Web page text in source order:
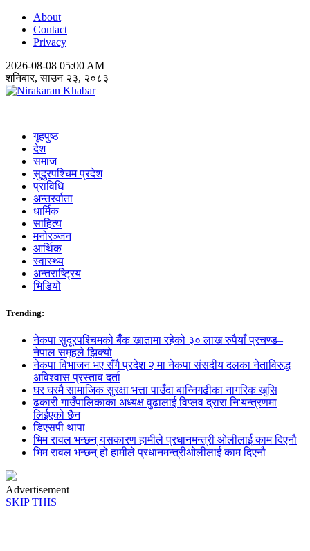
About
Contact
Privacy
2026-08-08 05:00 AM
शनिबार, साउन २३, २०८३
गृहपुष्ठ
देश
समाज
सुदुरपश्चिम प्रदेश
प्राविधि
अन्तरर्वाता
धार्मिक
साहित्य
मनोरञ्जन
आर्थिक
स्वास्थ्य
अन्तराष्ट्रिय
भिडियो
Trending:
नेकपा सुदूरपश्चिमको बैँक खातामा रहेको ३० लाख रुपैयाँ प्रचण्ड–
नेपाल समूहले झिक्य‍ो
नेकपा विभाजन भए सँगै प्रदेश २ मा नेकपा संसदीय दलका नेताविरुद्ध
अविश्वास प्रस्ताव दर्ता
घर घरमै सामाजिक सुुरक्षा भत्ता पाउँदा बान्निगढीका नागरिक खुसि
ढकारी गाउँपालिकाका अध्यक्ष वुढालाई विप्लव द्रारा नि'यन्त्रणमा
लिईएको छैन
डिएसपी थापा
भिम रावल भन्छन् यसकारण हामीले प्रधानमन्त्री ओलीलाई काम दिएनौ
भिम रावल भन्छन् हो हामीले प्रधानमन्त्रीओलीलाई काम दिएनौ
Advertisement
SKIP THIS